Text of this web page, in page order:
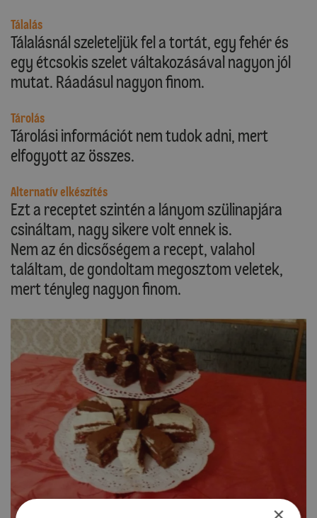
Tálalás
Tálalásnál szeleteljük fel a tortát, egy fehér és
egy étcsokis szelet váltakozásával nagyon jól
mutat. Ráadásul nagyon finom.
Tárolás
Tárolási információt nem tudok adni, mert
elfogyott az összes.
Alternatív elkészítés
Ezt a receptet szintén a lányom szülinapjára
csináltam, nagy sikere volt ennek is.
Nem az én dicsőségem a recept, valahol
találtam, de gondoltam megosztom veletek,
mert tényleg nagyon finom.